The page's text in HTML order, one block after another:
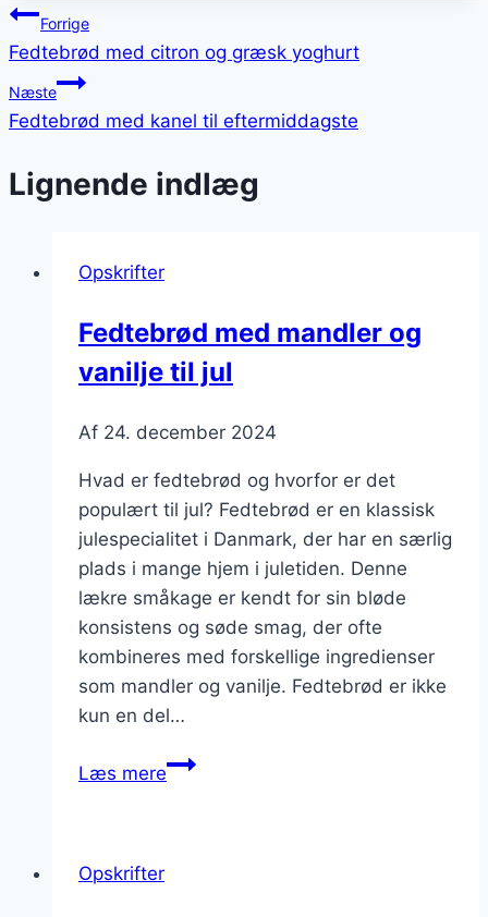
Indlægsnavigation
Forrige
Fedtebrød med citron og græsk yoghurt
Næste
Fedtebrød med kanel til eftermiddagste
Lignende indlæg
Opskrifter
Fedtebrød med mandler og
vanilje til jul
Af 24. december 2024
Hvad er fedtebrød og hvorfor er det
populært til jul? Fedtebrød er en klassisk
julespecialitet i Danmark, der har en særlig
plads i mange hjem i juletiden. Denne
lækre småkage er kendt for sin bløde
konsistens og søde smag, der ofte
kombineres med forskellige ingredienser
som mandler og vanilje. Fedtebrød er ikke
kun en del…
Læs mereFedtebrød
Opskrifter